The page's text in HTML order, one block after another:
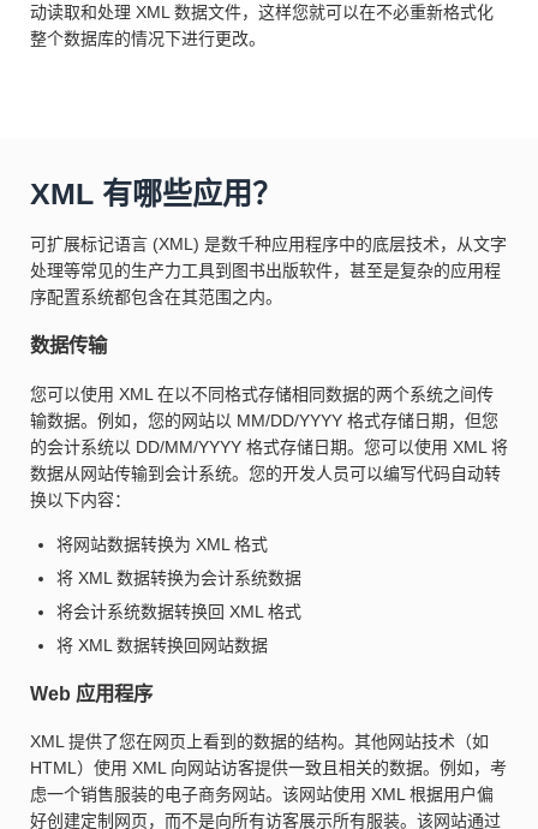
动读取和处理 XML 数据文件，这样您就可以在不必重新格式化
整个数据库的情况下进行更改。
XML 有哪些应用？
可扩展标记语言 (XML) 是数千种应用程序中的底层技术，从文字
处理等常见的生产力工具到图书出版软件，甚至是复杂的应用程
序配置系统都包含在其范围之内。
数据传输
您可以使用 XML 在以不同格式存储相同数据的两个系统之间传
输数据。例如，您的网站以 MM/DD/YYYY 格式存储日期，但您
的会计系统以 DD/MM/YYYY 格式存储日期。您可以使用 XML 将
数据从网站传输到会计系统。您的开发人员可以编写代码自动转
换以下内容：
将网站数据转换为 XML 格式
将 XML 数据转换为会计系统数据
将会计系统数据转换回 XML 格式
将 XML 数据转换回网站数据
Web 应用程序
XML 提供了您在网页上看到的数据的结构。其他网站技术（如
HTML）使用 XML 向网站访客提供一致且相关的数据。例如，考
虑一个销售服装的电子商务网站。该网站使用 XML 根据用户偏
好创建定制网页，而不是向所有访客展示所有服装。该网站通过